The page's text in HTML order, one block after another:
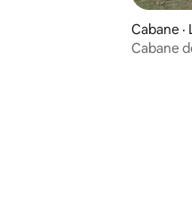
Cabane ·
Cabane